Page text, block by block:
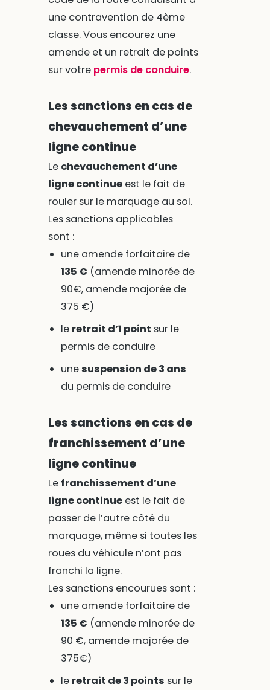
une contravention de 4ème
classe. Vous encourez une
amende et un retrait de points
sur votre permis de conduire.
Les sanctions en cas de
chevauchement d’une
ligne continue
Le chevauchement d’une
ligne continueest le fait de
rouler sur le marquage au sol.
Les sanctions applicables
sont :
une amende forfaitaire de
135 € (amende minorée de
90€, amende majorée de
375 €)
le retrait d’1 point sur le
permis de conduire
unesuspension de 3 ans
du permis de conduire
Les sanctions en cas de
franchissement d’une
ligne continue
Le franchissement d’une
ligne continueest le fait de
passer de l’autre côté du
marquage, même si toutes les
roues du véhicule n’ont pas
franchi la ligne.
Les sanctions encourues sont :
une amende forfaitaire de
135 € (amende minorée de
90 €, amende majorée de
375€)
le retrait de 3 points sur le